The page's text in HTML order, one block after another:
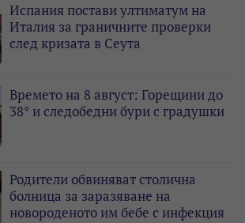
Испания постави ултиматум на
Италия за граничните проверки
след кризата в Сеута
Времето на 8 август: Горещини до
38° и следобедни бури с градушки
Родители обвиняват столична
болница за заразяване на
новороденото им бебе с инфекция